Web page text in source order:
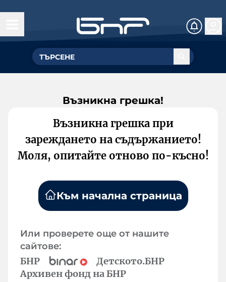
Възникна грешка!
Възникна грешка при
зареждането на съдържанието!
Моля, опитайте отново по-късно!
Към начална страница
Или проверете още от нашите
сайтове:
БНР
Детското.БНР
Архивен фонд на БНР